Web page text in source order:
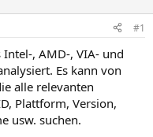
#1
, AMD-, VIA- und
Es kann von
alle relevanten
Plattform, Version,
usw. suchen.